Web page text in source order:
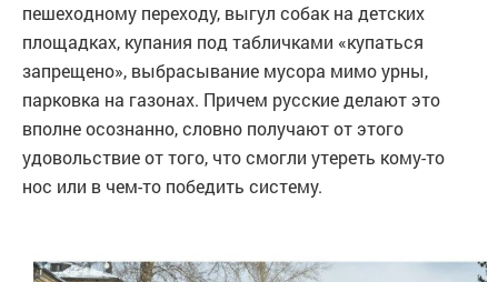
пешеходному переходу, выгул собак на детских
площадках, купания под табличками «купаться
запрещено», выбрасывание мусора мимо урны,
парковка на газонах. Причем русские делают это
вполне осознанно, словно получают от этого
удовольствие от того, что смогли утереть кому-то
нос или в чем-то победить систему.